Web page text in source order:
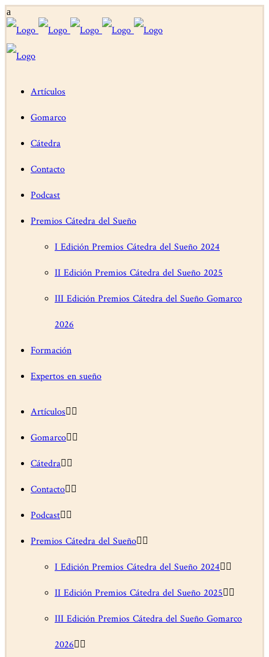
Artículos
Gomarco
Cátedra
Contacto
Podcast
Premios Cátedra del Sueño
I Edición Premios Cátedra del Sueño 2024
II Edición Premios Cátedra del Sueño 2025
III Edición Premios Cátedra del Sueño Gomarco
2026
Formación
Expertos en sueño
Artículos
Gomarco
Cátedra
Contacto
Podcast
Premios Cátedra del Sueño
I Edición Premios Cátedra del Sueño 2024
II Edición Premios Cátedra del Sueño 2025
III Edición Premios Cátedra del Sueño Gomarco
2026